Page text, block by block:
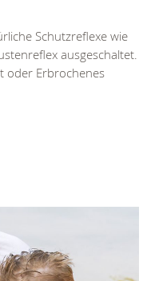
Schutzreflexe wie
ausgeschaltet.
oder Erbrochenes